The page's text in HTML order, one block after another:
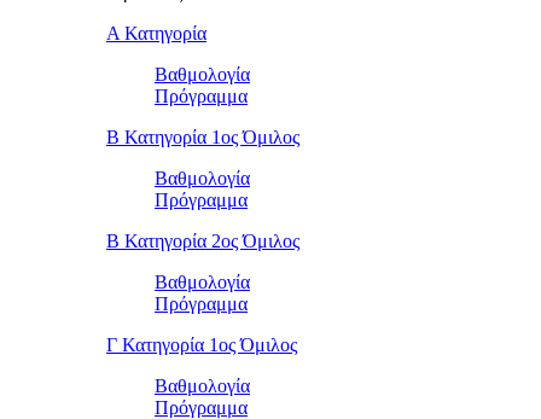
Α Κατηγορία
Βαθμολογία
Πρόγραμμα
Β Κατηγορία 1ος Όμιλος
Βαθμολογία
Πρόγραμμα
Β Κατηγορία 2ος Όμιλος
Βαθμολογία
Πρόγραμμα
Γ Κατηγορία 1ος Όμιλος
Βαθμολογία
Πρόγραμμα